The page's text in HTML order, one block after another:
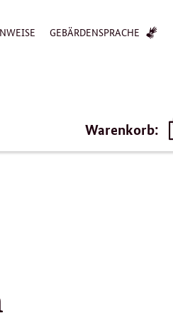
GEBÄRDENSPRACHE
Warenkorb: